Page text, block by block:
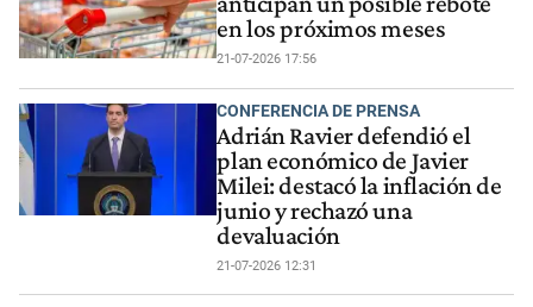
en los próximos meses
21-07-2026 17:56
CONFERENCIA DE PRENSA
Adrián Ravier defendió el
plan económico de Javier
Milei: destacó la inflación de
junio y rechazó una
devaluación
21-07-2026 12:31